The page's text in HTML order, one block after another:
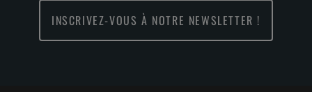
INSCRIVEZ-VOUS À NOTRE NEWSLETTER !